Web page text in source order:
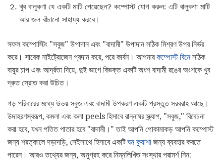
খুব বালুকণা যে একটি মাটি পেয়েছেন? কম্পোস্ট যোগ করুন: এটি বালুকণা মাটি
আর জল বাঁচানো সাহায্য করবে।
সফল কম্পোস্টিং "সবুজ" উপাদান এবং "বাদামী" উপাদান সঠিক মিশ্রণ উপর নির্ভর
করে। সাবেক নাইট্রোজেন প্রদান করে, পরে কার্বন। আপনারকম্পোস্ট বিনেসঠিক
বায়ুর চাপ এবং আর্দ্রতা দিয়ে, দুই ভাগে বিভক্ত একটি অংশ বাদামী রঙের অংশকে খুব
দ্রুত স্রোত করা উচিত।
গড় পরিবারের মধ্যে উভয় সবুজ এবং বাদামী উপকরণ একটি প্রস্তুত সরবরাহ আছে।
উদাহরণস্বরূপ, কমলা এবং কলা peels হিসাবে রান্নাঘর স্ক্র্যাপ, "সবুজ," বিবেচনা
করা হবে, যখন পতিত পাতার হবে "বাদামী।" তাই আপনি পোকামাকড় আপনি কম্পোস্ট
জন্য শরত্কালে দড়াদড়ি, সেইসাথে হিসাবে একটিঘন কুয়াশা জন্য ব্যবহার করতে
পারেন। আরও তথ্যের জন্য, অনুগ্রহ করে নিম্নলিখিত সংস্থার পরামর্শ নিন: